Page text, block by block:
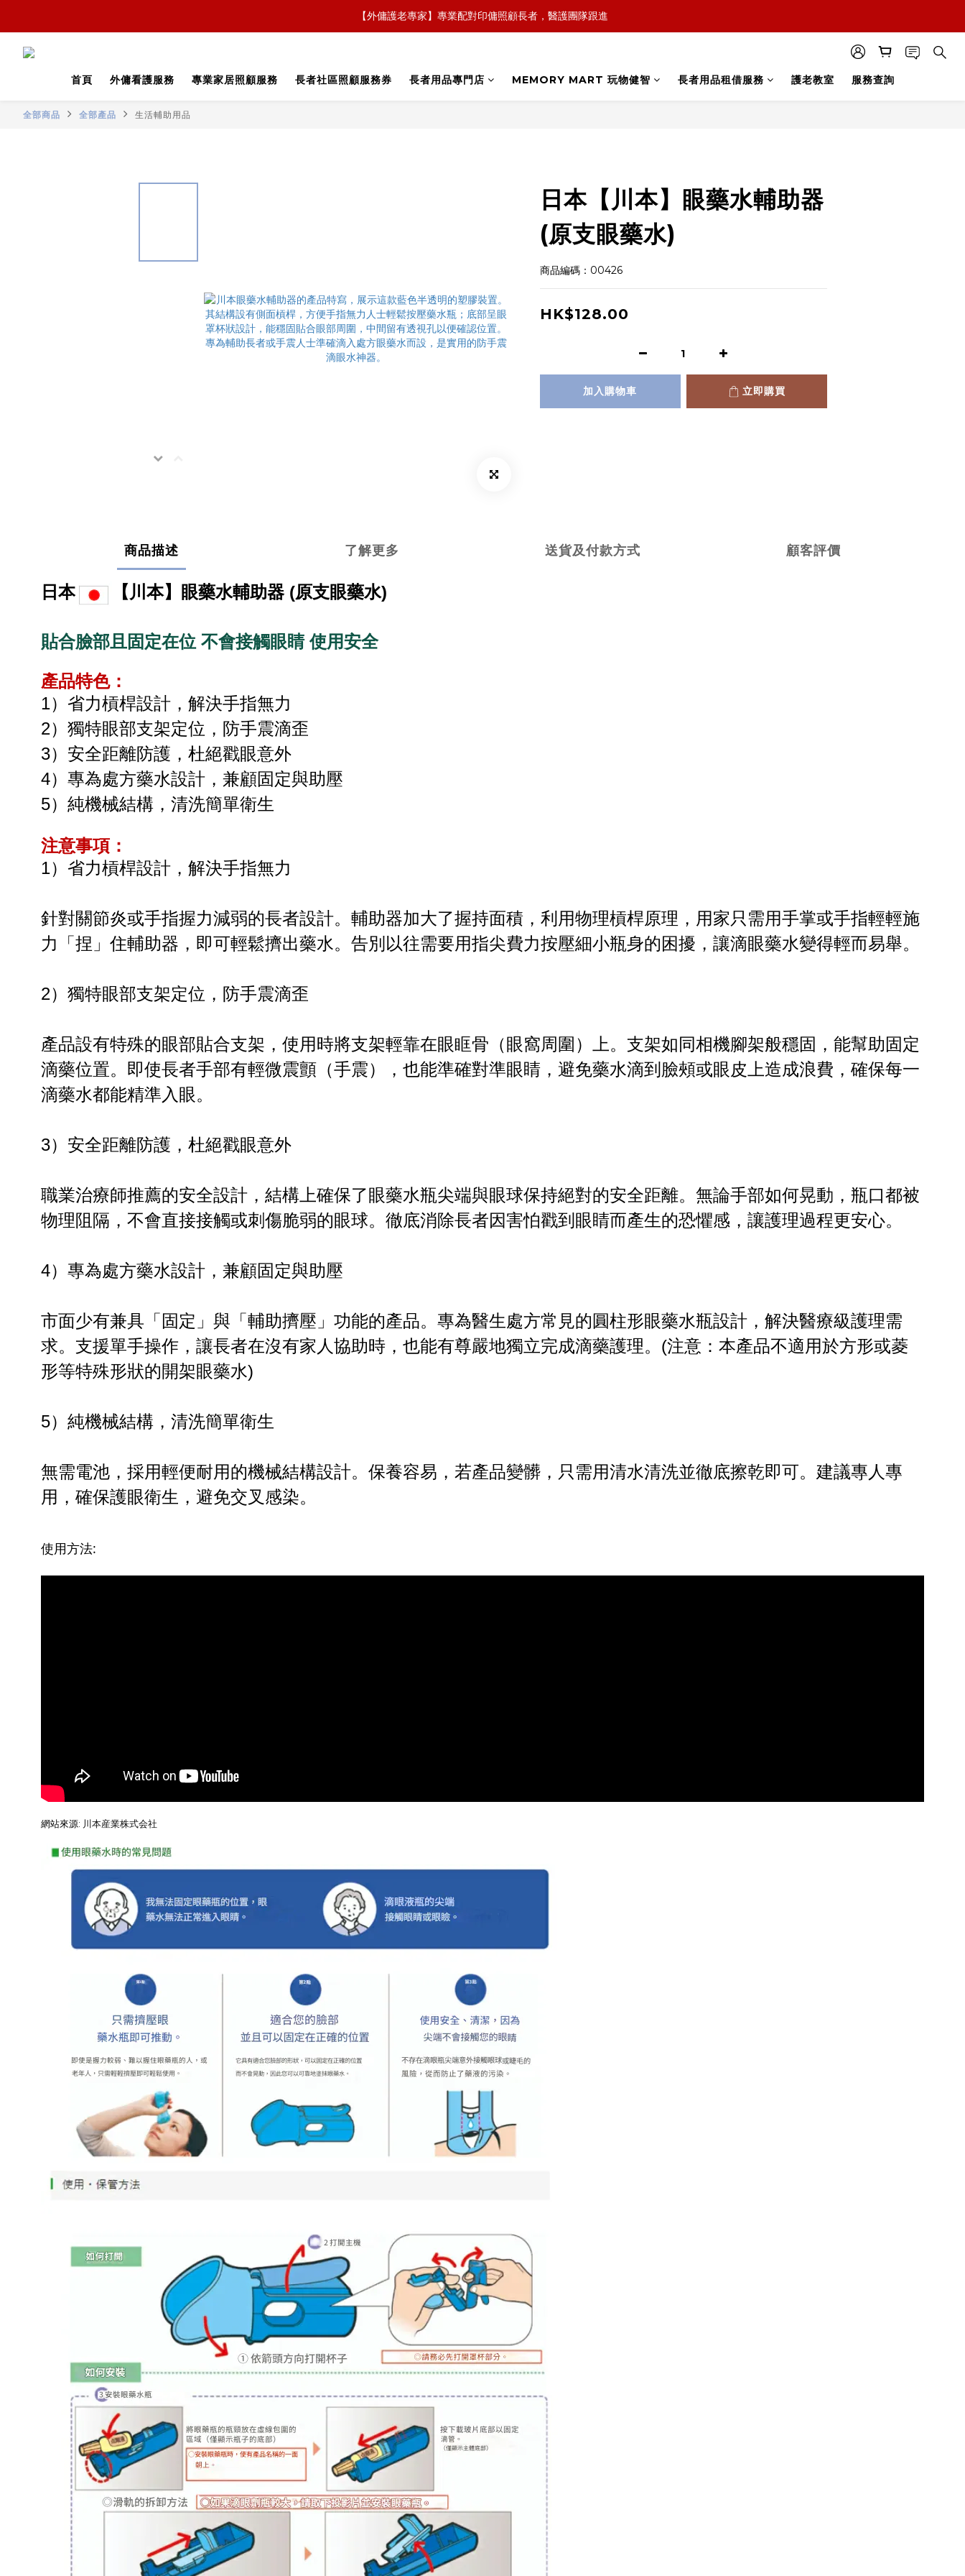
【全新概念】長者護理復康用品，可租可買，彈性選擇
【外傭護老專家】專業配對印傭照顧長者，醫護團隊跟進
【全新概念】長者護理復康用品，可租可買，彈性選擇
首頁 外傭看護服務 專業家居照顧服務 長者社區照顧服務券 長者用品專門店 MEMORY MART 玩物健智 長者用品租借服務 護老教室 服務查詢
全部商品 全部產品 生活輔助用品
日本【川本】眼藥水輔助器
(原支眼藥水)
商品編碼：00426
HK$128.00
加入購物車 立即購買
商品描述 了解更多 送貨及付款方式 顧客評價
日本 【川本】眼藥水輔助器 (原支眼藥水)
貼合臉部且固定在位 不會接觸眼睛 使用安全
產品特色：
1）省力槓桿設計，解決手指無力
2）獨特眼部支架定位，防手震滴歪
3）安全距離防護，杜絕戳眼意外
4）專為處方藥水設計，兼顧固定與助壓
5）純機械結構，清洗簡單衛生
注意事項：
1）省力槓桿設計，解決手指無力
針對關節炎或手指握力減弱的長者設計。輔助器加大了握持面積，利用物理槓桿原理，用家只需用手掌或手指輕輕施
力「捏」住輔助器，即可輕鬆擠出藥水。告別以往需要用指尖費力按壓細小瓶身的困擾，讓滴眼藥水變得輕而易舉。
2）獨特眼部支架定位，防手震滴歪
產品設有特殊的眼部貼合支架，使用時將支架輕靠在眼眶骨（眼窩周圍）上。支架如同相機腳架般穩固，能幫助固定
滴藥位置。即使長者手部有輕微震顫（手震），也能準確對準眼睛，避免藥水滴到臉頰或眼皮上造成浪費，確保每一
滴藥水都能精準入眼。
3）安全距離防護，杜絕戳眼意外
職業治療師推薦的安全設計，結構上確保了眼藥水瓶尖端與眼球保持絕對的安全距離。無論手部如何晃動，瓶口都被
物理阻隔，不會直接接觸或刺傷脆弱的眼球。徹底消除長者因害怕戳到眼睛而產生的恐懼感，讓護理過程更安心。
4）專為處方藥水設計，兼顧固定與助壓
市面少有兼具「固定」與「輔助擠壓」功能的產品。專為醫生處方常見的圓柱形眼藥水瓶設計，解決醫療級護理需
求。支援單手操作，讓長者在沒有家人協助時，也能有尊嚴地獨立完成滴藥護理。(注意：本產品不適用於方形或菱
形等特殊形狀的開架眼藥水)
5）純機械結構，清洗簡單衛生
無需電池，採用輕便耐用的機械結構設計。保養容易，若產品變髒，只需用清水清洗並徹底擦乾即可。建議專人專
用，確保護眼衛生，避免交叉感染。
使用方法:
網站來源: 川本産業株式会社